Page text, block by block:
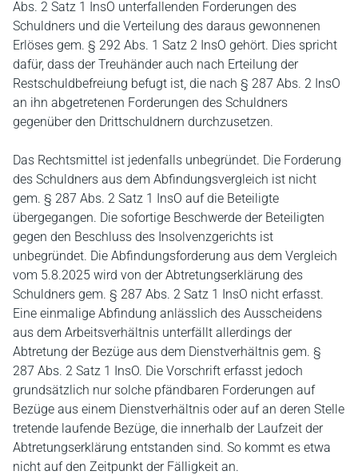
Abs. 2 Satz 1 InsO unterfallenden Forderungen des
Schuldners und die Verteilung des daraus gewonnenen
Erlöses gem. § 292 Abs. 1 Satz 2 InsO gehört. Dies spricht
dafür, dass der Treuhänder auch nach Erteilung der
Restschuldbefreiung befugt ist, die nach § 287 Abs. 2 InsO
an ihn abgetretenen Forderungen des Schuldners
gegenüber den Drittschuldnern durchzusetzen.
Das Rechtsmittel ist jedenfalls unbegründet. Die Forderung
des Schuldners aus dem Abfindungsvergleich ist nicht
gem. § 287 Abs. 2 Satz 1 InsO auf die Beteiligte
übergegangen. Die sofortige Beschwerde der Beteiligten
gegen den Beschluss des Insolvenzgerichts ist
unbegründet. Die Abfindungsforderung aus dem Vergleich
vom 5.8.2025 wird von der Abtretungserklärung des
Schuldners gem. § 287 Abs. 2 Satz 1 InsO nicht erfasst.
Eine einmalige Abfindung anlässlich des Ausscheidens
aus dem Arbeitsverhältnis unterfällt allerdings der
Abtretung der Bezüge aus dem Dienstverhältnis gem. §
287 Abs. 2 Satz 1 InsO. Die Vorschrift erfasst jedoch
grundsätzlich nur solche pfändbaren Forderungen auf
Bezüge aus einem Dienstverhältnis oder auf an deren Stelle
tretende laufende Bezüge, die innerhalb der Laufzeit der
Abtretungserklärung entstanden sind. So kommt es etwa
nicht auf den Zeitpunkt der Fälligkeit an.